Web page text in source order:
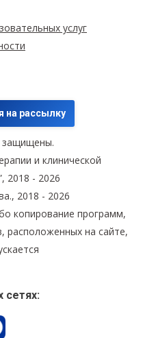
услуг
на рассылку
защищены.
и клинической
2018 - 2026
2018 - 2026
копирование программ,
расположенных на сайте,
сетях: